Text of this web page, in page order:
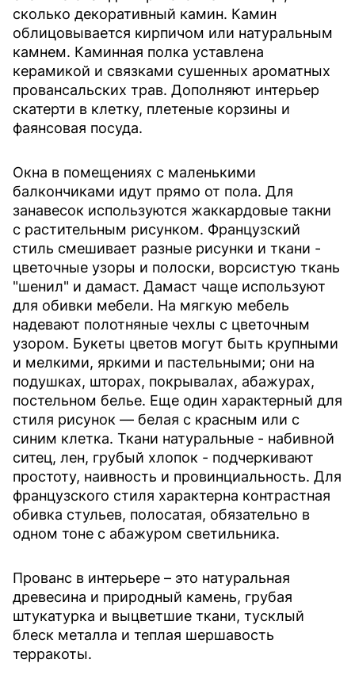
сколько декоративный камин. Камин
облицовывается кирпичом или натуральным
камнем. Каминная полка уставлена
керамикой и связками сушенных ароматных
провансальских трав. Дополняют интерьер
скатерти в клетку, плетеные корзины и
фаянсовая посуда.
Окна в помещениях с маленькими
балкончиками идут прямо от пола. Для
занавесок используются жаккардовые такни
с растительным рисунком. Французский
стиль смешивает разные рисунки и ткани -
цветочные узоры и полоски, ворсистую ткань
"шенил" и дамаст. Дамаст чаще используют
для обивки мебели. На мягкую мебель
надевают полотняные чехлы с цветочным
узором. Букеты цветов могут быть крупными
и мелкими, яркими и пастельными; они на
подушках, шторах, покрывалах, абажурах,
постельном белье. Еще один характерный для
стиля рисунок — белая с красным или с
синим клетка. Ткани натуральные - набивной
ситец, лен, грубый хлопок - подчеркивают
простоту, наивность и провинциальность. Для
французского стиля характерна контрастная
обивка стульев, полосатая, обязательно в
одном тоне с абажуром светильника.
Прованс в интерьере – это натуральная
древесина и природный камень, грубая
штукатурка и выцветшие ткани, тусклый
блеск металла и теплая шершавость
терракоты.